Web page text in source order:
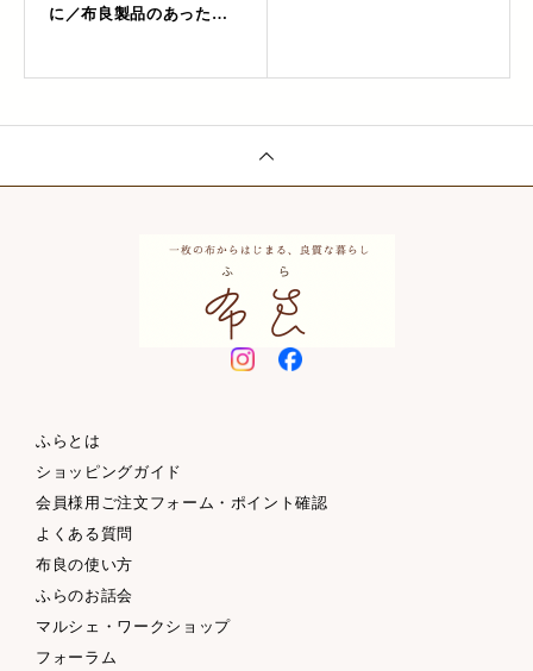
に／布良製品のあったか
ふらとは
ショッピングガイド
会員様用ご注文フォーム・ポイント確認
よくある質問
布良の使い方
ふらのお話会
マルシェ・ワークショップ
フォーラム